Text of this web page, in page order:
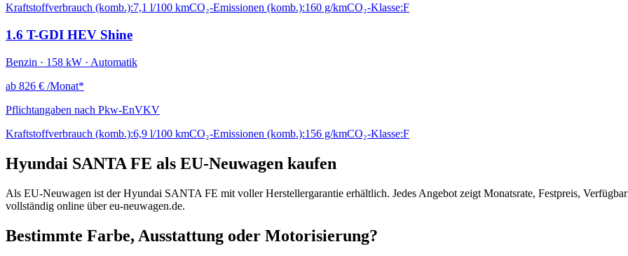
Kraftstoffverbrauch (komb.):7,1 l/100 kmCO₂-Emissionen (komb.):160 g/kmCO₂-Klasse:F
1.6 T-GDI HEV Shine
Benzin · 158 kW · Automatik
ab 826 € /Monat*
Pflichtangaben nach Pkw-EnVKV
Kraftstoffverbrauch (komb.):6,9 l/100 kmCO₂-Emissionen (komb.):156 g/kmCO₂-Klasse:F
Hyundai SANTA FE als EU-Neuwagen kaufen
Als EU-Neuwagen ist der Hyundai SANTA FE mit voller Herstellergarantie erhältlich. Jedes Angebot zeigt Monatsrate, Festpreis,
vollständig online über eu-neuwagen.de.
Bestimmte Farbe, Ausstattung oder Motorisierung?